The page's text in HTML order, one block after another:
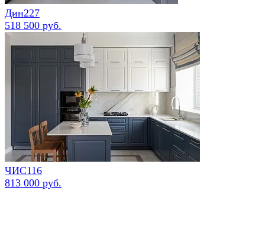
Дин227
518 500 руб.
ЧИС116
813 000 руб.